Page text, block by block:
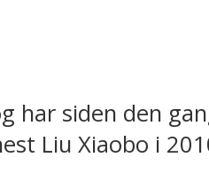
har siden den
Liu Xiaobo i